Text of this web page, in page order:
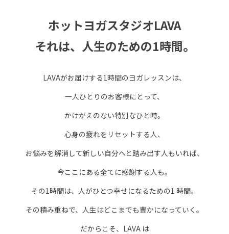
ホットヨガスタジオLAVA
それは、人生のための1時間。
LAVAがお届けする1時間のヨガレッスンは、
一人ひとりのお客様にとって、
かけがえのない特別なひと時。
心身の疲れをリセットする人、
お悩みを解消して新しい自分へと踏み出す人もいれば、
今ここにある全てに感謝する人も。
その1時間は、人がひとつ幸せになるための1 時間。
その積み重ねで、人生はどこまでも豊かになっていく。
だからこそ、LAVA は